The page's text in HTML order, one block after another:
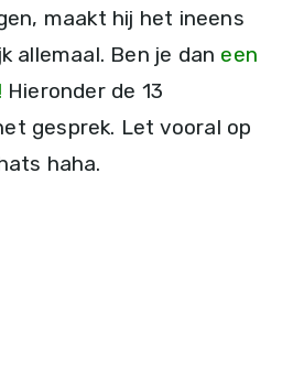
maakt hij het ineens
allemaal. Ben je dan een
Hieronder de 13
gesprek. Let vooral op
haha.